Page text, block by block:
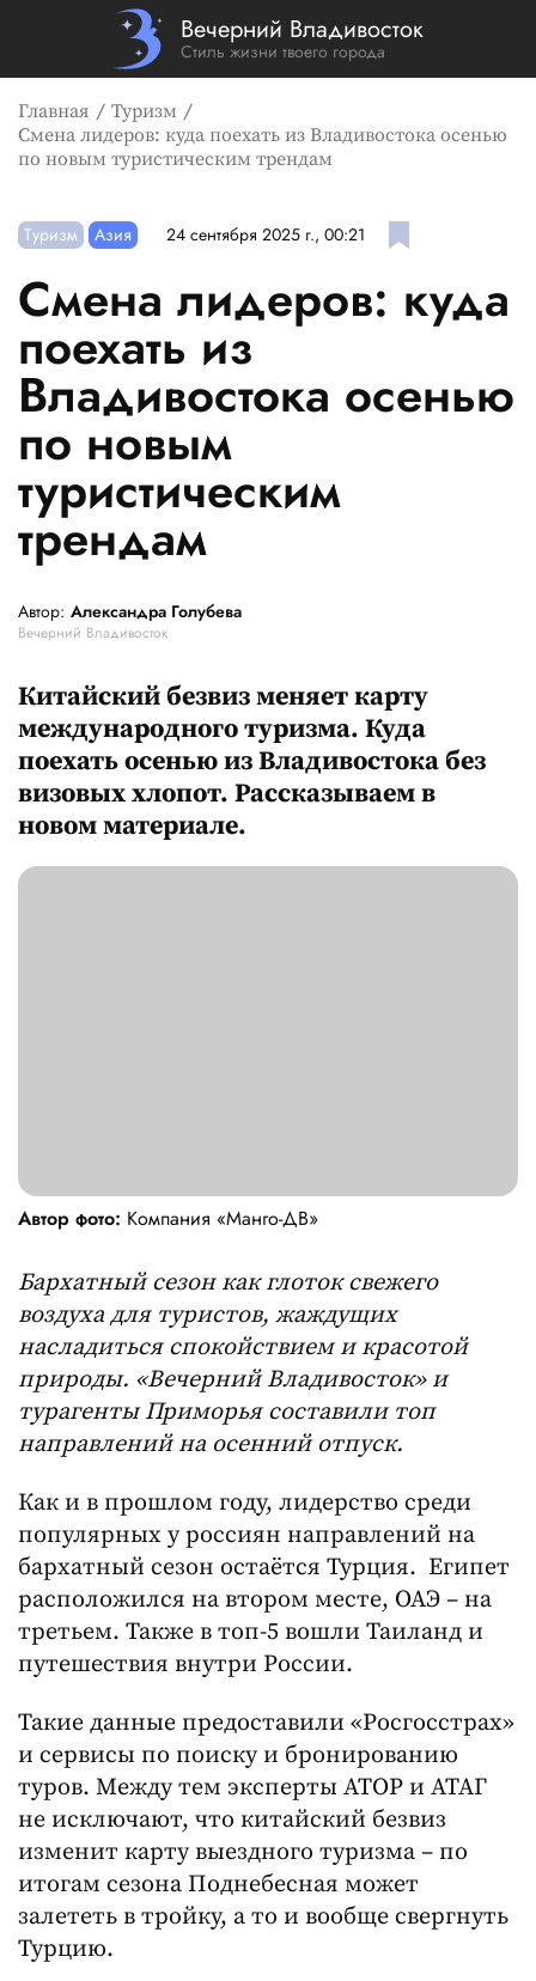
Вечерний Владивосток
Стиль жизни твоего города
Главная
Туризм
Смена лидеров: куда поехать из Владивостока осенью
по новым туристическим трендам
Туризм Азия 24 сентября 2025 г., 00:21
Смена лидеров: куда
поехать из
Владивостока осенью
по новым
туристическим
трендам
Автор: Александра Голубева
Вечерний Владивосток
Китайский безвиз меняет карту
международного туризма. Куда
поехать осенью из Владивостока без
визовых хлопот. Рассказываем в
новом материале.
Автор фото: Компания «Манго-ДВ»
Бархатный сезон как глоток свежего
воздуха для туристов, жаждущих
насладиться спокойствием и красотой
природы. «Вечерний Владивосток» и
турагенты Приморья составили топ
направлений на осенний отпуск.
Как и в прошлом году, лидерство среди
популярных у россиян направлений на
бархатный сезон остаётся Турция. Египет
расположился на втором месте, ОАЭ – на
третьем. Также в топ-5 вошли Таиланд и
путешествия внутри России.
Такие данные предоставили «Росгосстрах»
и сервисы по поиску и бронированию
туров. Между тем эксперты АТОР и АТАГ
не исключают, что китайский безвиз
изменит карту выездного туризма – по
итогам сезона Поднебесная может
залететь в тройку, а то и вообще свергнуть
Турцию.